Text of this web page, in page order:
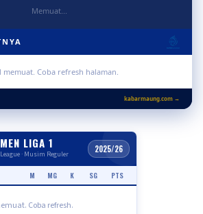
Memuat...
memuat. Coba refresh halaman.
kabarmaung.com →
LIGA 1
· Musim Reguler 2025/26
M MG K SG PTS
Coba refresh.